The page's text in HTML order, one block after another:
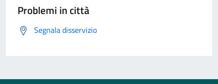
Problemi in città
Segnala disservizio